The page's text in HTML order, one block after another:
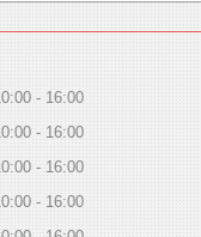
16:00
16:00
16:00
16:00